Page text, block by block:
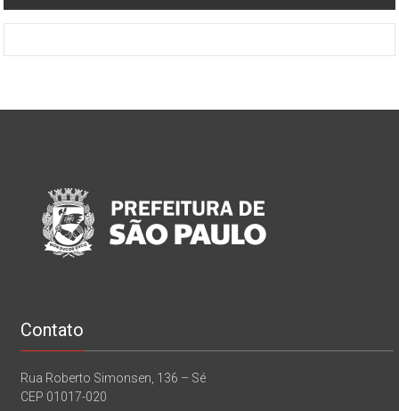
Contato
Rua Roberto Simonsen, 136 – Sé
CEP 01017-020